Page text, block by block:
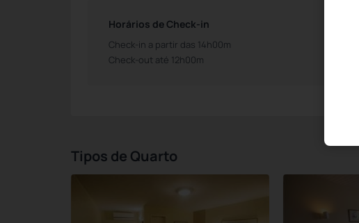
Horários de Check-in
Check-in a partir das 14h00m
Check-out até 12h00m
Tipos de Quarto